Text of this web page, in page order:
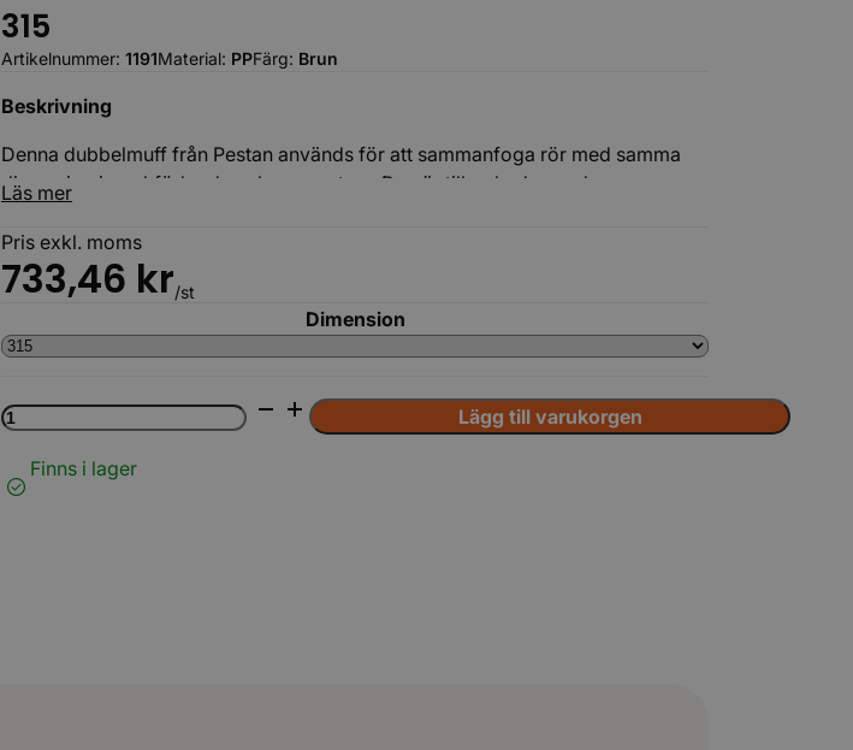
315
Artikelnummer: 1191Material: PPFärg: Brun
Beskrivning
Denna dubbelmuff från Pestan används för att sammanfoga rör med samma
dimension i markförlagda avloppssystem. Den är tillverkad av polypropen
Läs mer
Pris exkl. moms
733,46 kr/st
Dimension
Mark
Dubbelmuff
Lägg till varukorgen
Finns i lager